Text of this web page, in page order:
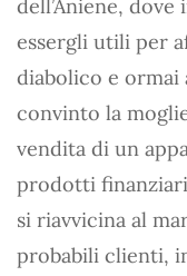
dell’Aniene,
essergli utili per
diabolico e ormai
convinto la
vendita di un
prodotti
si riavvicina al
probabili clienti,